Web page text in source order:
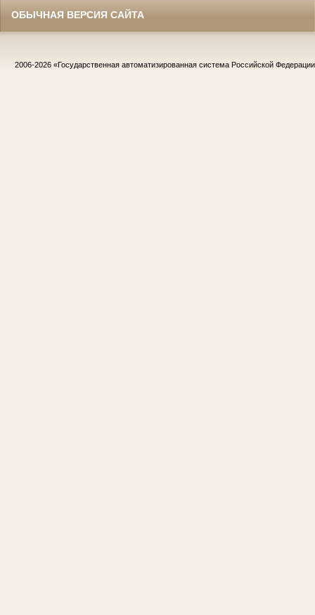
ОБЫЧНАЯ ВЕРСИЯ САЙТА
2006-2026 «Государственная автоматизированная система Российской